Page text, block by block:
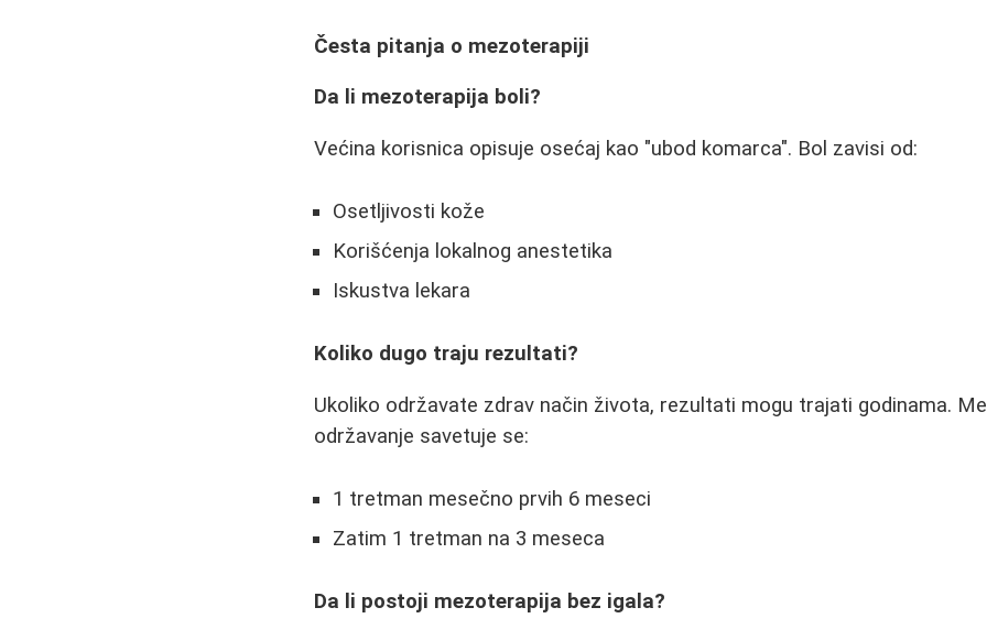
Česta pitanja o mezoterapiji
Da li mezoterapija boli?
Većina korisnica opisuje osećaj kao "ubod komarca". Bol zavisi od:
Osetljivosti kože
Korišćenja lokalnog anestetika
Iskustva lekara
Koliko dugo traju rezultati?
Ukoliko održavate zdrav način života, rezultati mogu trajati godinama.
održavanje savetuje se:
1 tretman mesečno prvih 6 meseci
Zatim 1 tretman na 3 meseca
Da li postoji mezoterapija bez igala?